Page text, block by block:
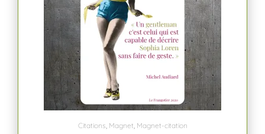
Citations, Magnet, Magnet-citation